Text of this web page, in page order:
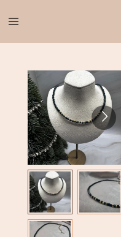
direct
naar
hoofdinhoud